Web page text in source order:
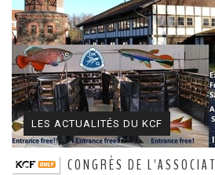
LES ACTUALITÉS DU KCF
CONGRÈS DE